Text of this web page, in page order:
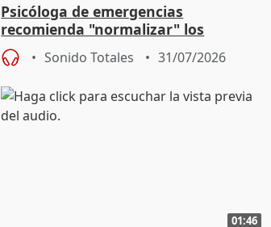
Psicóloga de emergencias
recomienda "normalizar" los
síntomas tras sufrir un incendio
Sonido Totales 31/07/2026
01:46